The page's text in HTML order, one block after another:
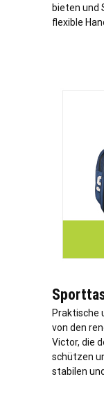
bieten und
flexible
Praktische
von den
Victor, die
schützen
stabilen